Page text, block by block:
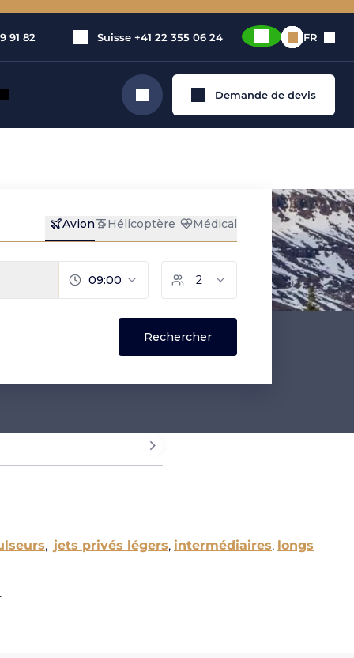
91 82 Suisse +41 22 355 06 24 FR
Rechercher Demande de devis
, jets privés légers, intermédiaires, longs
.